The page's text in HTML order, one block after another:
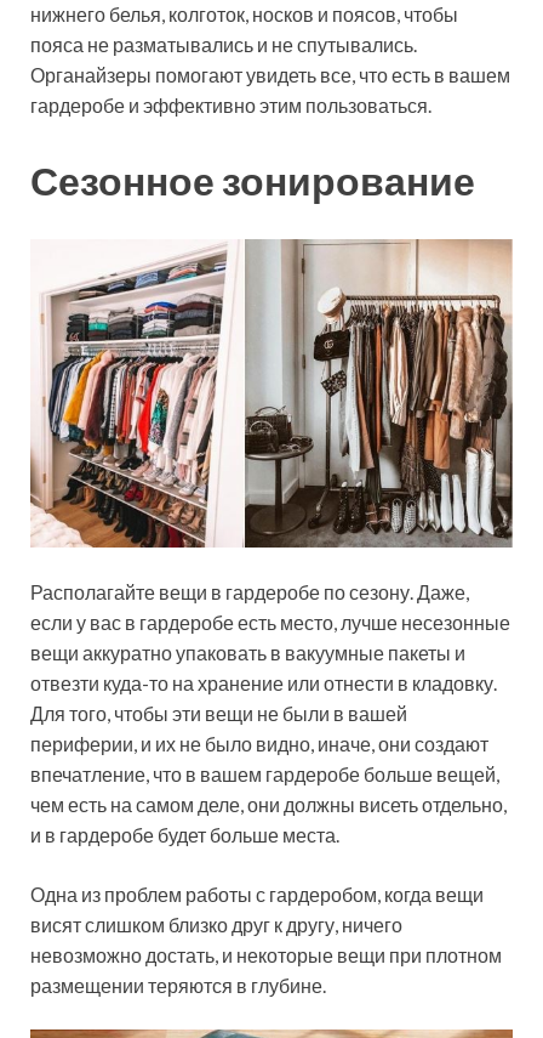
нижнего белья, колготок, носков и поясов, чтобы
пояса не разматывались и не спутывались.
Органайзеры помогают увидеть все, что есть в вашем
гардеробе и эффективно этим пользоваться.
Сезонное зонирование
Располагайте вещи в гардеробе по сезону. Даже,
если у вас в гардеробе есть место, лучше несезонные
вещи аккуратно упаковать в вакуумные пакеты и
отвезти куда-то на хранение или отнести в кладовку.
Для того, чтобы эти вещи не были в вашей
периферии, и их не было видно, иначе, они создают
впечатление, что в вашем гардеробе больше вещей,
чем есть на самом деле, они должны висеть отдельно,
и в гардеробе будет больше места.
Одна из проблем работы с гардеробом, когда вещи
висят слишком близко друг к другу, ничего
невозможно достать, и некоторые вещи при плотном
размещении теряются в глубине.